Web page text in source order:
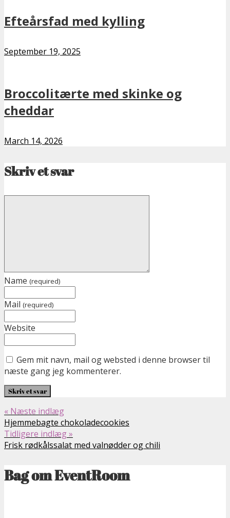
Efteårsfad med kylling
September 19, 2025
Broccolitærte med skinke og
cheddar
March 14, 2026
Skriv et svar
Name (required)
Mail (required)
Website
Gem mit navn, mail og websted i denne browser til
næste gang jeg kommenterer.
« Næste indlæg
Hjemmebagte chokoladecookies
Tidligere indlæg »
Frisk rødkålssalat med valnødder og chili
Bag om EventRoom